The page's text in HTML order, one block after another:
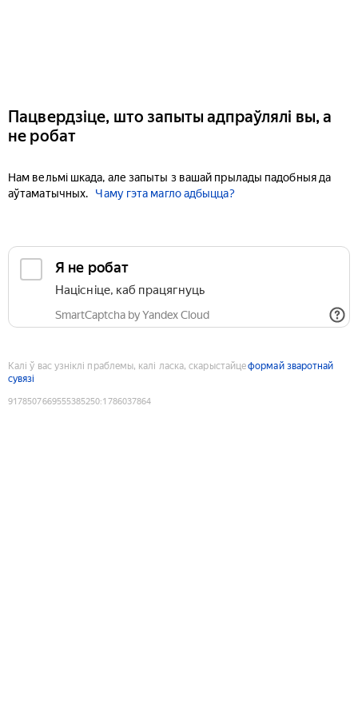
Пацвердзіце, што запыты адпраўлялі вы, а
не робат
Нам вельмі шкада, але запыты з вашай прылады падобныя да
аўтаматычных.
Чаму гэта магло адбыцца?
Я не робат
Націсніце, каб працягнуць
SmartCaptcha by Yandex Cloud
Калі ў вас узніклі праблемы, калі ласка, скарыстайцеформай зваротнай
сувязі
9178507669555385250:1786037864